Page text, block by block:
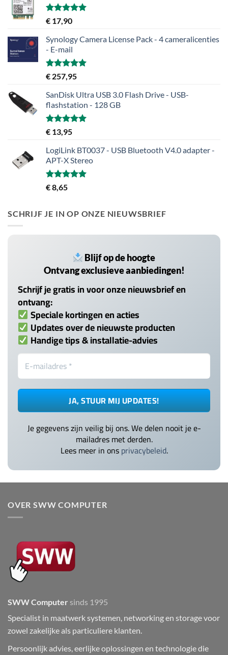
Gewaardeerd
uit 5
€ 17,90
Synology Camera License Pack - 4 cameralicenties
- E-mail
Gewaardeerd
uit 5
€ 257,95
SanDisk Ultra USB 3.0 Flash Drive - USB-
flashstation - 128 GB
Gewaardeerd
uit 5
€ 13,95
LogiLink BT0037 - USB Bluetooth V4.0 adapter -
APT-X Stereo
Gewaardeerd
5.00
€8,65
SCHRIJF JE IN OP ONZE NIEUWSBRIEF
Blijf op de hoogte
Ontvang exclusieve aanbiedingen!
Schrijf je gratis in voor onze nieuwsbrief en
ontvang:
Speciale kortingen en acties
Updates over de nieuwste producten
Handige tips & installatie-advies
Je gegevens zijn veilig bij ons. We delen nooit je e-
mailadres met derden.
Lees meer in onsprivacybeleid.
OVER SWW COMPUTER
SWW Computer sinds 1995
Specialist in maatwerk systemen, networking en storage voor
zowel zakelijke als particuliere klanten.
Persoonlijk advies, eerlijke oplossingen en technologie die